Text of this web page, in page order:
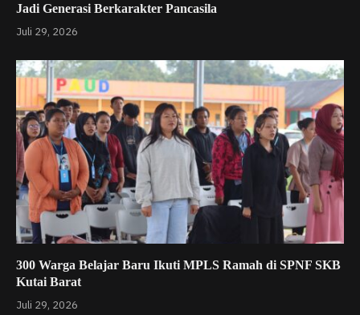
Jadi Generasi Berkarakter Pancasila
Juli 29, 2026
300 Warga Belajar Baru Ikuti MPLS Ramah di SPNF SKB
Kutai Barat
Juli 29, 2026